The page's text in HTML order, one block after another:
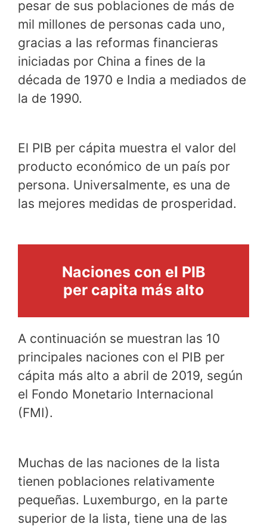
pesar de sus poblaciones de más de
mil millones de personas cada uno,
gracias a las reformas financieras
iniciadas por China a fines de la
década de 1970 e India a mediados de
la de 1990.
El PIB per cápita muestra el valor del
producto económico de un país por
persona. Universalmente, es una de
las mejores medidas de prosperidad.
Naciones con el PIB
per capita más alto
A continuación se muestran las 10
principales naciones con el PIB per
cápita más alto a abril de 2019, según
el Fondo Monetario Internacional
(FMI).
Muchas de las naciones de la lista
tienen poblaciones relativamente
pequeñas. Luxemburgo, en la parte
superior de la lista, tiene una de las